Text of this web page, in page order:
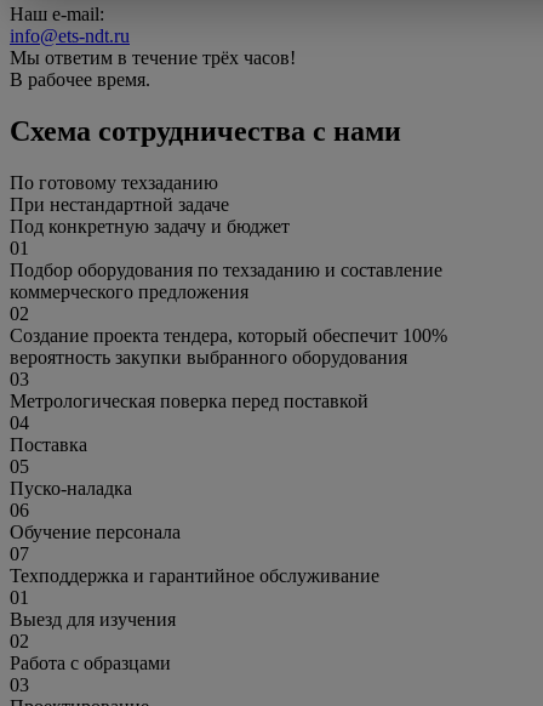
Наш e-mail:
info@ets-ndt.ru
Мы ответим в течение трёх часов!
В рабочее время.
Схема сотрудничества с нами
По готовому техзаданию
При нестандартной задаче
Под конкретную задачу и бюджет
01
Подбор оборудования по техзаданию и составление
коммерческого предложения
02
Создание проекта тендера, который обеспечит 100%
вероятность закупки выбранного оборудования
03
Метрологическая поверка перед поставкой
04
Поставка
05
Пуско-наладка
06
Обучение персонала
07
Техподдержка и гарантийное обслуживание
01
Выезд для изучения
02
Работа с образцами
03